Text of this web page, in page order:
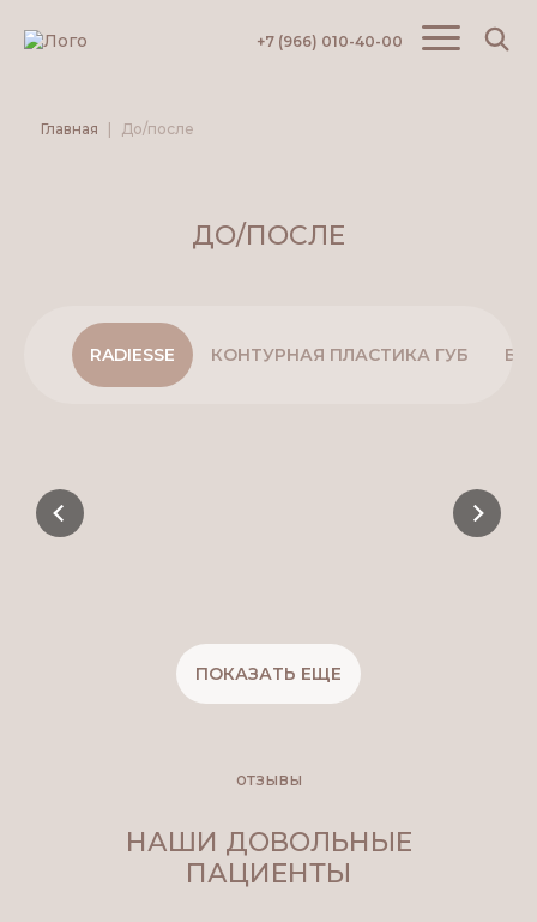
+7 (966) 010-40-00
Главная До/после
ДО/ПОСЛЕ
RADIESSE КОНТУРНАЯ ПЛАСТИКА ГУБ
ПОКАЗАТЬ ЕЩЕ
отзывы
НАШИ ДОВОЛЬНЫЕ
ПАЦИЕНТЫ